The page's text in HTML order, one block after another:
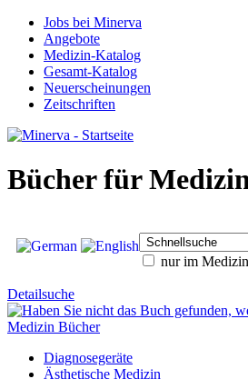
Jobs bei Minerva
Angebote
Medizin-Katalog
Gesamt-Katalog
Neuerscheinungen
Zeitschriften
Bücher für
nur im
Detailsuche
Medizin Bücher
Diagnosegeräte
Ästhetische Medizin